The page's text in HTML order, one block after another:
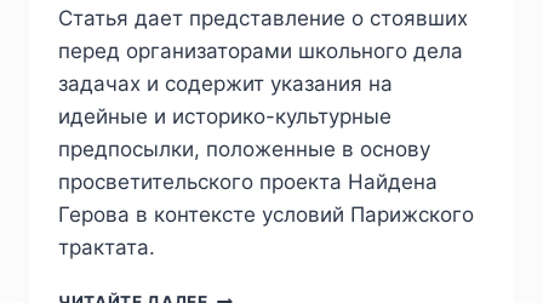
Статья дает представление о стоявших
перед организаторами школьного дела
задачах и содержит указания на
идейные и историко-культурные
предпосылки, положенные в основу
просветительского проекта Найдена
Герова в контексте условий Парижского
трактата.
ПИЖ